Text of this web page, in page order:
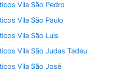
Vila São Pedro
Vila São Paulo
Vila São Luis
Vila São Judas Tadeu
Vila São José